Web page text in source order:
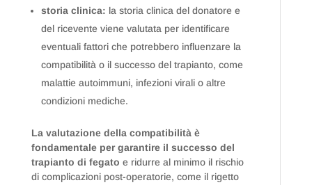
storia clinica: la storia clinica del donatore e
del ricevente viene valutata per identificare
eventuali fattori che potrebbero influenzare la
compatibilità o il successo del trapianto, come
malattie autoimmuni, infezioni virali o altre
condizioni mediche.
La valutazione della compatibilità è
fondamentale per garantire il successo del
trapianto di fegato e ridurre al minimo il rischio
di complicazioni post-operatorie, come il rigetto